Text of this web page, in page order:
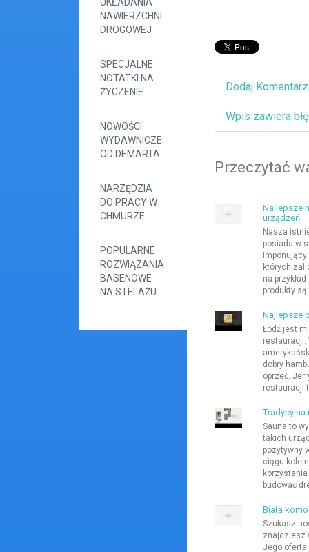
NAWIERZCHNI
DROGOWEJ
SPECJALNE
NOTATKI NA
ŻYCZENIE
NOWOŚCI
WYDAWNICZE
OD DEMARTA
NARZĘDZIA
DO PRACY W
CHMURZE
POPULARNE
ROZWIĄZANIA
BASENOWE
NA STELAŻU
Dodaj Komentarz
Wpis zawiera
Przeczytać
Najlepsze
urządzeń
Nasza
posiada w
których
na
produkty są
Najlepsze
Łódź jest
restauracji.
dobry
oprzeć.
restauracji
Sauna to
takich
pozytywny
ciągu
budować
Biała
Szukasz
znajdziesz
Jego oferta